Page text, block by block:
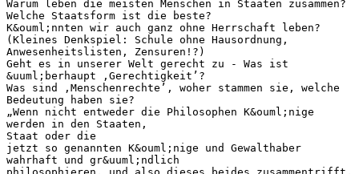
Warum leben die meisten Menschen in Staaten zusammen?
Welche Staatsform ist die beste?
K&ouml;nnten wir auch ganz ohne Herrschaft leben?
(Kleines Denkspiel: Schule ohne Hausordnung,
Anwesenheitslisten, Zensuren!?)
Geht es in unserer Welt gerecht zu - Was ist
&uuml;berhaupt ‚Gerechtigkeit’?
Was sind ‚Menschenrechte’, woher stammen sie, welche
Bedeutung haben sie?
„Wenn nicht entweder die Philosophen K&ouml;nige
werden in den Staaten,
Staat oder die
jetzt so genannten K&ouml;nige und Gewalthaber
wahrhaft und gr&uuml;ndlich